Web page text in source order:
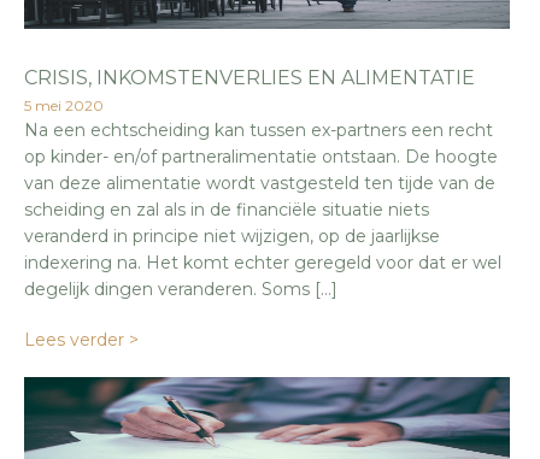
CRISIS, INKOMSTENVERLIES EN ALIMENTATIE
5 mei 2020
Na een echtscheiding kan tussen ex-partners een recht
op kinder- en/of partneralimentatie ontstaan. De hoogte
van deze alimentatie wordt vastgesteld ten tijde van de
scheiding en zal als in de financiële situatie niets
veranderd in principe niet wijzigen, op de jaarlijkse
indexering na. Het komt echter geregeld voor dat er wel
degelijk dingen veranderen. Soms […]
Lees verder >